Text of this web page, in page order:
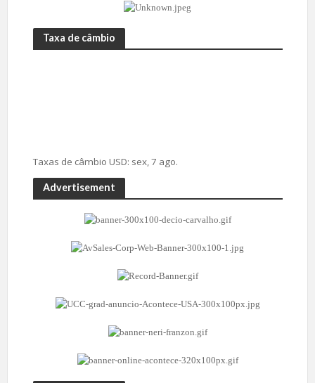
Taxa de câmbio
Taxas de câmbio USD: sex, 7 ago.
Advertisement